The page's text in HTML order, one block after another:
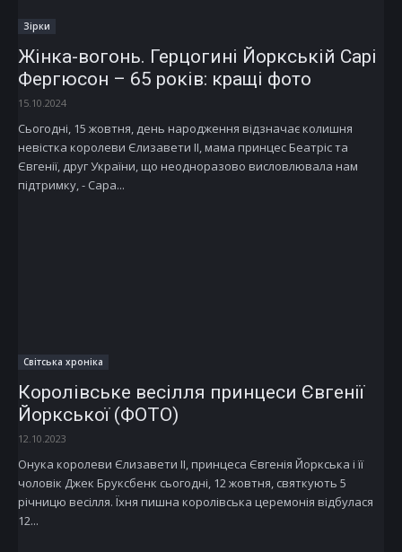
Зірки
Жінка-вогонь. Герцогині Йоркській Сарі
Фергюсон – 65 років: кращі фото
15.10.2024
Сьогодні, 15 жовтня, день народження відзначає колишня
невістка королеви Єлизавети II, мама принцес Беатріс та
Євгенії, друг України, що неодноразово висловлювала нам
підтримку, - Сара...
Світська хроніка
Королівське весілля принцеси Євгенії
Йоркської (ФОТО)
12.10.2023
Онука королеви Єлизавети II, принцеса Євгенія Йоркська і її
чоловік Джек Бруксбенк сьогодні, 12 жовтня, святкують 5
річницю весілля. Їхня пишна королівська церемонія відбулася
12...